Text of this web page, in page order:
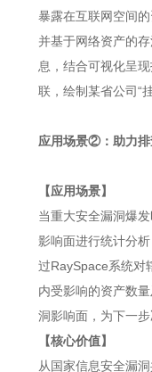
暴露在互联网空间
并基于网络资产的
息，结合可视化呈
联，绘制某省公司“
应用场景②：助力排
【应用场景】
当重大安全漏洞爆
影响面进行统计分
过RaySpace系统对
内受影响的资产数
洞影响面，为下一步
【核心价值】
从国家信息安全漏